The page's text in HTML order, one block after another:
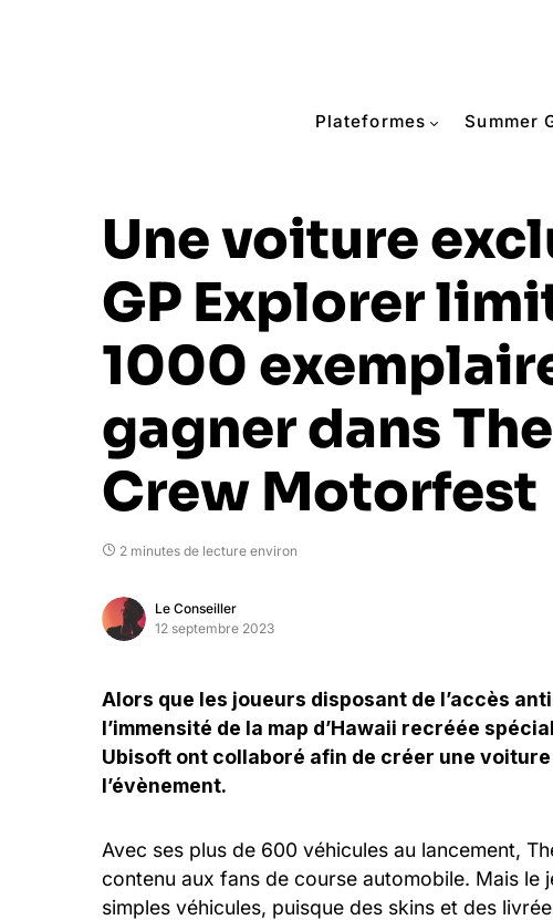
Plateformes Summer
Une voiture
GP Explorer
1000
gagner dans The
Crew Motorfest
2 minutes de lecture environ
Le Conseiller
12 septembre 2023
Alors que les joueurs disposant de l’accès
l’immensité de la map d’Hawaii recréée
Ubisoft ont collaboré afin de créer une
l’évènement.
Avec ses plus de 600 véhicules au lancement,
contenu aux fans de course automobile. Mais le
simples véhicules, puisque des skins et des